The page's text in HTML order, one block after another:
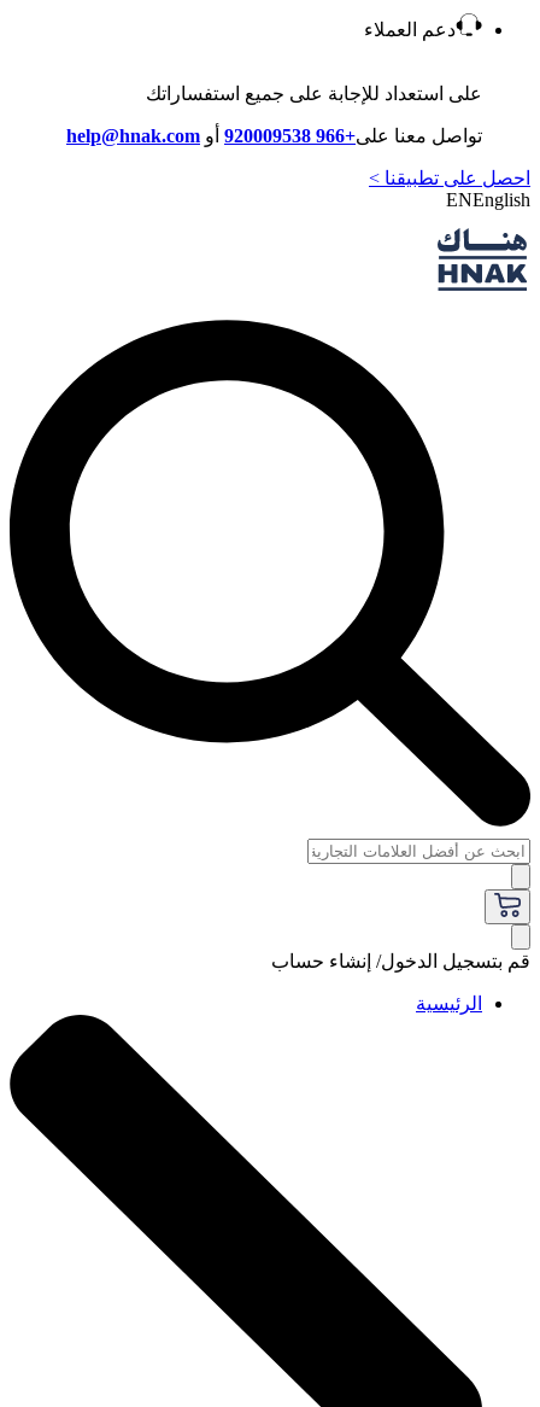
دعم العملاء
على استعداد للإجابة على جميع استفساراتك
تواصل معنا على+966 920009538 أو help@hnak.com
احصل على تطبيقنا >
ENEnglish
قم بتسجيل الدخول/ إنشاء حساب
الرئيسية